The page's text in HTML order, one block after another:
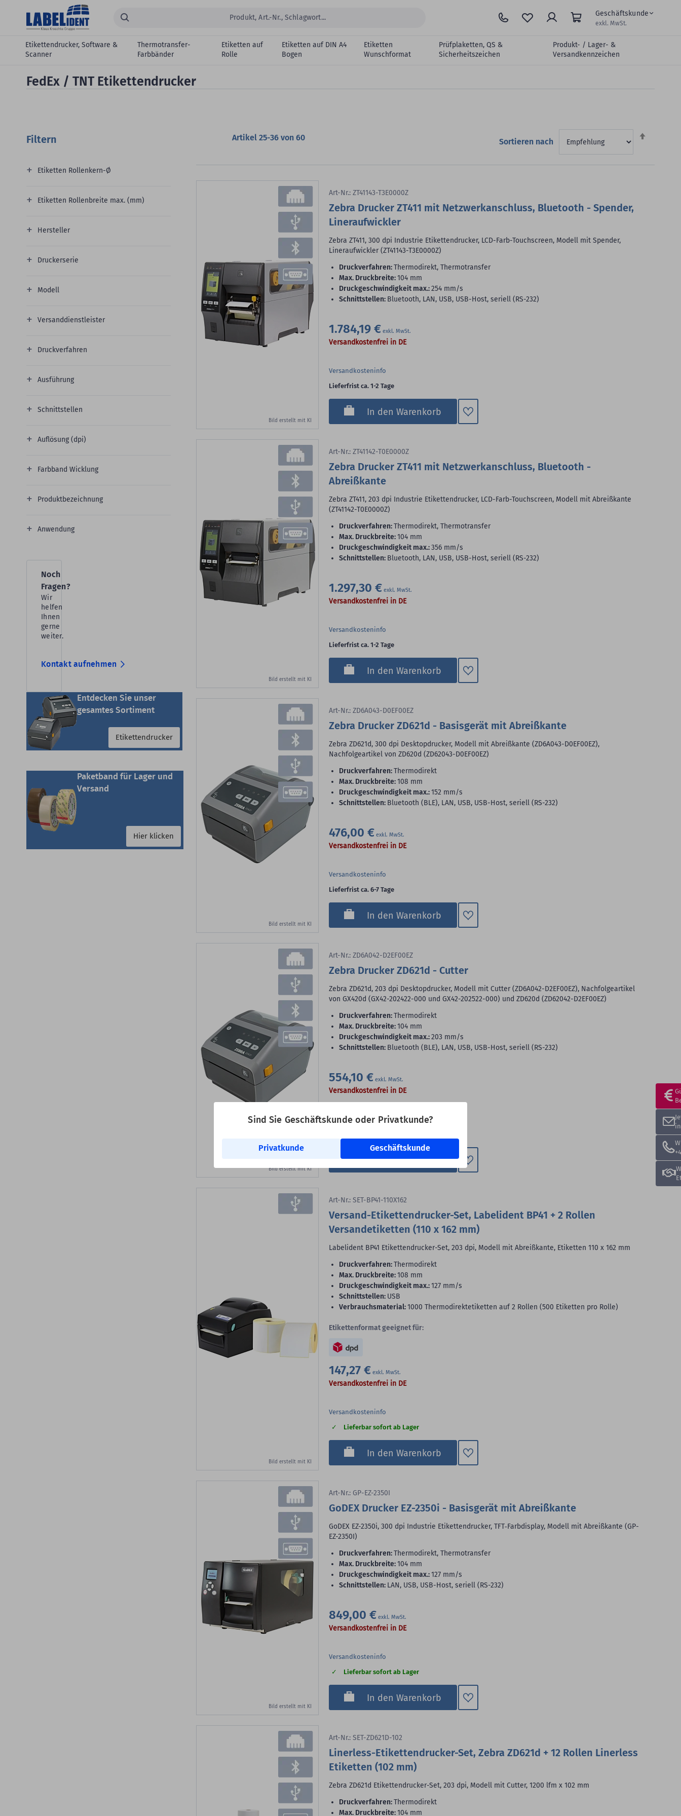
Sind Sie Geschäftskunde oder Privatkunde?
Privatkunde Geschäftskunde
Zum Hauptinhalt springen
Suchen...
Geschäftskunde
exkl. MwSt.
Etikettendrucker, Software &
Scanner
Thermotransfer-
Farbbänder
Etiketten auf
Rolle
Etiketten auf DIN A4
Bogen
Etiketten
Wunschformat
Prüfplaketten, QS &
Sicherheitszeichen
Produkt- / Lager- &
Versandkennzeichen
FedEx / TNT Etikettendrucker
Artikel 25-36von 60 Sortieren nach
Bild erstellt mit KI
Art-Nr.: ZT41143-T3E0000Z
Zebra Drucker ZT411 mit Netzwerkanschluss, Bluetooth - Spender,
Lineraufwickler
Zebra ZT411, 300 dpi Industrie Etikettendrucker, LCD-Farb-Touchscreen, Modell mit Spender,
Lineraufwickler (ZT41143-T3E0000Z)
Druckverfahren:Thermodirekt, Thermotransfer
max. Druckbreite:104 mm
Druckgeschwindigkeit max.:254 mm/s
Schnittstellen: Bluetooth, LAN, USB, USB-Host, seriell (RS-232)
1.784,19 €
Versandkostenfrei in DE
Versandkosteninfo
Lieferfrist ca. 1-2 Tage
In den Warenkorb
Zum
Bild erstellt mit KI
Art-Nr.: ZT41142-T0E0000Z
Zebra Drucker ZT411 mit Netzwerkanschluss, Bluetooth -
Abreißkante
Zebra ZT411, 203 dpi Industrie Etikettendrucker, LCD-Farb-Touchscreen, Modell mit Abreißkante
(ZT41142-T0E0000Z)
Druckverfahren:Thermodirekt, Thermotransfer
max. Druckbreite:104 mm
Druckgeschwindigkeit max.:356 mm/s
Schnittstellen: Bluetooth, LAN, USB, USB-Host, seriell (RS-232)
1.297,30 €
Versandkostenfrei in DE
Versandkosteninfo
Lieferfrist ca. 1-2 Tage
In den Warenkorb
Zum
Bild erstellt mit KI
Art-Nr.: ZD6A043-D0EF00EZ
Zebra Drucker ZD621d - Basisgerät mit Abreißkante
Zebra ZD621d, 300 dpi Desktopdrucker, Modell mit Abreißkante (ZD6A043-D0EF00EZ),
Nachfolgeartikel von ZD620d (ZD62043-D0EF00EZ)
Druckverfahren:Thermodirekt
max. Druckbreite:108 mm
Druckgeschwindigkeit max.:152 mm/s
Schnittstellen: Bluetooth (BLE), LAN, USB, USB-Host, seriell (RS-232)
476,00 €
Versandkostenfrei in DE
Versandkosteninfo
Lieferfrist ca. 6-7 Tage
In den Warenkorb
Zum
Bild erstellt mit KI
Art-Nr.: ZD6A042-D2EF00EZ
Zebra Drucker ZD621d - Cutter
Zebra ZD621d, 203 dpi Desktopdrucker, Modell mit Cutter (ZD6A042-D2EF00EZ), Nachfolgeartikel
von GX420d (GX42-202422-000 und GX42-202522-000) und ZD620d (ZD62042-D2EF00EZ)
Druckverfahren:Thermodirekt
max. Druckbreite:104 mm
Druckgeschwindigkeit max.:203 mm/s
Schnittstellen: Bluetooth (BLE), LAN, USB, USB-Host, seriell (RS-232)
554,10 €
Versandkostenfrei in DE
Versandkosteninfo
In den Warenkorb
Zum
Bild erstellt mit KI
Art-Nr.: SET-BP41-110X162
Versand-Etikettendrucker-Set, Labelident BP41 + 2 Rollen
Versandetiketten (110 x 162 mm)
Labelident BP41 Etikettendrucker-Set, 203 dpi, Modell mit Abreißkante, Etiketten 110 x 162 mm
Druckverfahren:Thermodirekt
max. Druckbreite:108 mm
Druckgeschwindigkeit max.:127 mm/s
Schnittstellen: USB
Verbrauchsmaterial:1000 Thermodirektetiketten auf 2 Rollen (500 Etiketten pro Rolle)
Etikettenformat geeignet für:
147,27 €
Versandkostenfrei in DE
Versandkosteninfo
Lieferbar sofort ab Lager
In den Warenkorb
Zum
Bild erstellt mit KI
Art-Nr.: GP-EZ-2350I
GoDEX Drucker EZ-2350i - Basisgerät mit Abreißkante
GoDEX EZ-2350i, 300 dpi Industrie Etikettendrucker, TFT‑Farbdisplay, Modell mit Abreißkante (GP-
EZ-2350I)
Druckverfahren:Thermodirekt, Thermotransfer
max. Druckbreite:104 mm
Druckgeschwindigkeit max.:127 mm/s
Schnittstellen: LAN, USB, USB-Host, seriell (RS-232)
849,00 €
Versandkostenfrei in DE
Versandkosteninfo
Lieferbar sofort ab Lager
In den Warenkorb
Zum
Art-Nr.: SET-ZD621D-102
Linerless-Etikettendrucker-Set, Zebra ZD621d + 12 Rollen Linerless
Etiketten (102 mm)
Zebra ZD621d Etikettendrucker-Set, 203 dpi, Modell mit Cutter, 1200 lfm x 102 mm
Druckverfahren:Thermodirekt
max. Druckbreite:104 mm
Filtern
Etiketten Rollenkern-Ø
Etiketten Rollenbreite max. (mm)
Hersteller
Druckerserie
Modell
Versanddienstleister
Druckverfahren
Ausführung
Schnittstellen
Auflösung (dpi)
Farbband Wicklung
Produktbezeichnung
Anwendung
Noch
Fragen?
Wir
helfen
Ihnen
gerne
weiter.
Kontakt aufnehmen
Entdecken Sie unser
gesamtes Sortiment
Etikettendrucker
Paketband für Lager und
Versand
Hier klicken